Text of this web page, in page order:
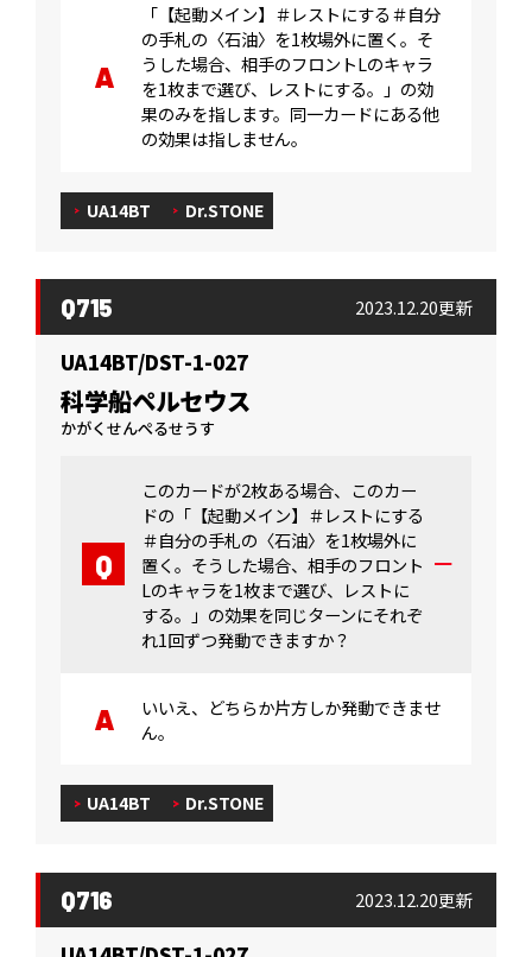
「【起動メイン】＃レストにする＃自分
の手札の〈石油〉を1枚場外に置く。そ
うした場合、相手のフロントLのキャラ
を1枚まで選び、レストにする。」の効
果のみを指します。同一カードにある他
の効果は指しません。
UA14BT Dr.STONE
Q715 2023.12.20更新
UA14BT/DST-1-027
科学船ペルセウス
かがくせんぺるせうす
このカードが2枚ある場合、このカー
ドの「【起動メイン】＃レストにする
＃自分の手札の〈石油〉を1枚場外に
置く。そうした場合、相手のフロント
Lのキャラを1枚まで選び、レストに
する。」の効果を同じターンにそれぞ
れ1回ずつ発動できますか？
いいえ、どちらか片方しか発動できませ
ん。
UA14BT Dr.STONE
Q716 2023.12.20更新